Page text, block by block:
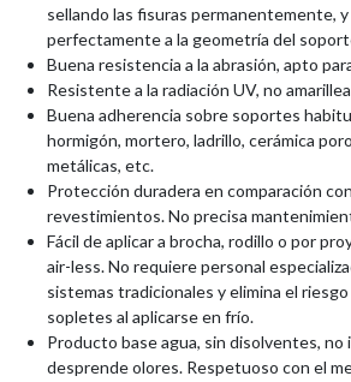
sellando las fisuras permanentemente,
perfectamente a la geometría del
Buena resistencia a la abrasión, apto
Resistente a la radiación UV, no
Buena adherencia sobre soportes
hormigón, mortero, ladrillo, cerámica
metálicas, etc.
Protección duradera en comparación
revestimientos. No precisa
Fácil de aplicar a brocha, rodillo o por
air-less. No requiere personal
sistemas tradicionales y elimina el
sopletes al aplicarse en frío.
Producto base agua, sin disolventes, no
desprende olores. Respetuoso con el